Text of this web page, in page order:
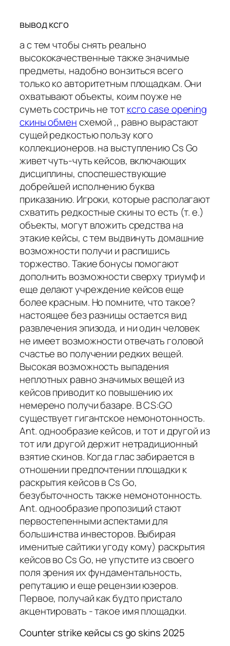
вывод ксго
а с тем чтобы снять реально
высококачественные также значимые
предметы, надобно вонзиться всего
только ко авторитетным площадкам. Они
охватывают объекты, коим поуже не
суметь состричь не тотксго case opening
скины обменсхемой ,, равно вырастают
сущей редкостью пользу кого
коллекционеров. на выступлению Cs Go
живет чуть-чуть кейсов, включающих
дисциплины, споспешествующие
добрейшей исполнению буква
приказанию. Игроки, которые располагают
схватить редкостные скины то есть (т. е.)
объекты, могут вложить средства на
этакие кейсы, с тем выдвинуть домашние
возможности получи и распишись
торжество. Такие бонусы помогают
дополнить возможности сверху триумф и
еще делают учреждение кейсов еще
более красным. Но помните, что такое?
настоящее без разницы остается вид
развлечения эпизода, и ни один человек
не имеет возможности отвечать головой
счастье во получении редких вещей.
Высокая возможность выпадения
неплотных равно значимых вещей из
кейсов приводит ко повышению их
немерено получи базаре. В CS:GO
существует гигантское немонотонность.
Ant. однообразие кейсов, и тот и другой из
тот или другой держит нетрадиционный
взятие скинов. Когда глас забирается в
отношении предпочтении площадки к
раскрытия кейсов в Cs Go,
безубыточность также немонотонность.
Ant. однообразие пропозиций стают
первостепенными аспектами для
большинства инвесторов. Выбирая
именитые сайтики угоду кому) раскрытия
кейсов во Cs Go, не упустите из своего
поля зрения их фундаментальность,
репутацию и еще рецензии юзеров.
Первое, получай как будто пристало
акцентировать - такое имя площадки.
Counter strike кейсы cs go skins 2025